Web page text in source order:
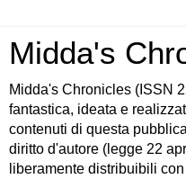
Midda's
Midda's Chronicles (ISSN
fantastica, ideata e
contenuti di questa
diritto d'autore (legge 22
liberamente distribuibili